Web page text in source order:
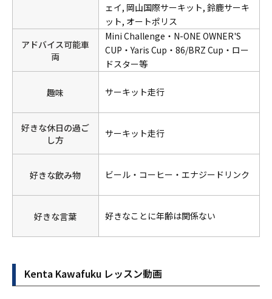
そんなマルチプレーヤーの川福の最大の武器は、本人も
「パッと乗ってすぐにタイムを出せる」と語る通り、マ
シンへの適応スピードと理解度の高さ。そして自身の経
歴から、”年のせいかなぁ？”と悩むドライバーに対して
は、寄り添ったアドバイスを与えてくれるに違いない。
ェイ, 岡山国際サーキット, 鈴鹿サーキ
ット, オートポリス
アドバイス可能車
両
Mini Challenge・N-ONE OWNER'S
CUP・Yaris Cup・86/BRZ Cup・ロー
ドスター等
趣味 サーキット走行
好きな休日の過ご
し方
サーキット走行
好きな飲み物 ビール・コーヒー・エナジードリンク
好きな言葉 好きなことに年齢は関係ない
Kenta Kawafuku レッスン動画